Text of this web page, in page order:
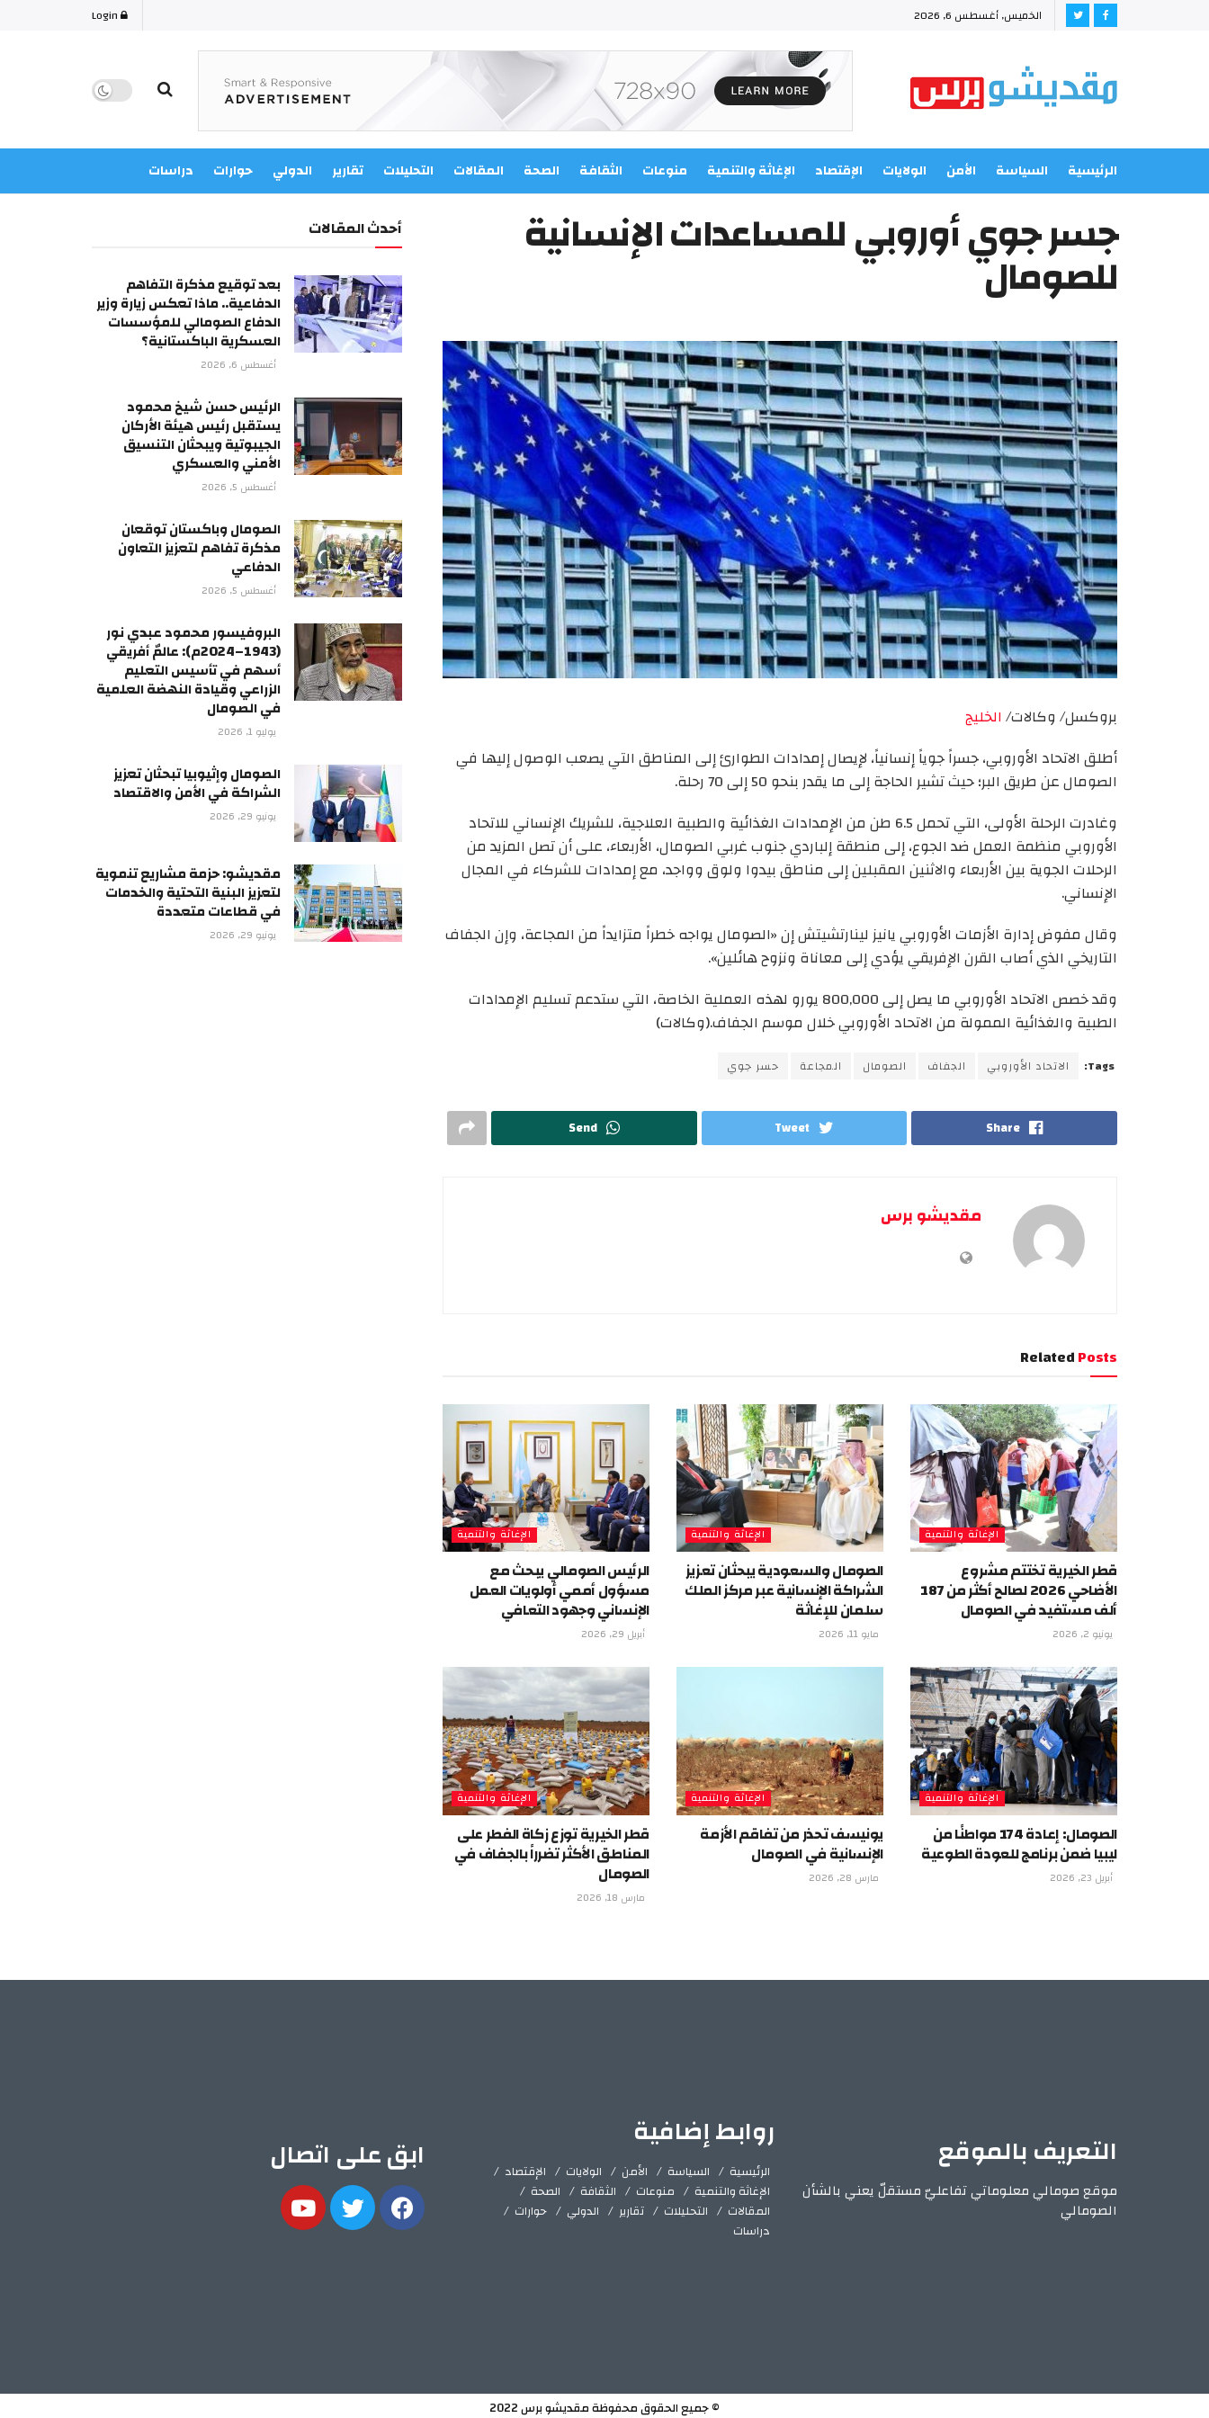
الخميس, أغسطس 6, 2026
الرئيسية السياسة الأمن الولايات الإقتصاد الإغاثة والتنمية منوعات الثقافة الصحة المقالات التحليلات تقارير الدولي حوارات دراسات
جسر جوي أوروبي للمساعدات الإنسانية
للصومال
بروكسل/ وكالات/ الخليج
أطلق الاتحاد الأوروبي، جسراً جوياً إنسانياً، لإيصال إمدادات الطوارئ إلى المناطق التي يصعب الوصول إليها في
الصومال عن طريق البر؛ حيث تشير الحاجة إلى ما يقدر بنحو 50 إلى 70 رحلة.
وغادرت الرحلة الأولى، التي تحمل 6.5 طن من الإمدادات الغذائية والطبية العلاجية، للشريك الإنساني للاتحاد
الأوروبي منظمة العمل ضد الجوع، إلى منطقة إلباردي جنوب غربي الصومال، الأربعاء، على أن تصل المزيد من
الرحلات الجوية بين الأربعاء والاثنين المقبلين إلى مناطق بيدوا ولوق وواجد، مع إمدادات للشركاء في المجال
الإنساني.
وقال مفوض إدارة الأزمات الأوروبي يانيز لينارتشيتش إن «الصومال يواجه خطراً متزايداً من المجاعة، وإن الجفاف
التاريخي الذي أصاب القرن الإفريقي يؤدي إلى معاناة ونزوح هائلين».
وقد خصص الاتحاد الأوروبي ما يصل إلى 800,000 يورو لهذه العملية الخاصة، التي ستدعم تسليم الإمدادات
الطبية والغذائية الممولة من الاتحاد الأوروبي خلال موسم الجفاف.(وكالات)
Tags: الاتحاد الأوروبي الجفاف الصومال المجاعة حسر جوي
Share
Tweet
Send
مقديشو برس
RelatedPosts
الإغاثة والتنمية
قطر الخيرية تختتم مشروع
الأضاحي 2026 لصالح أكثر من 187
ألف مستفيد في الصومال
يونيو 2, 2026
الإغاثة والتنمية
الصومال والسعودية يبحثان تعزيز
الشراكة الإنسانية عبر مركز الملك
سلمان للإغاثة
مايو 11, 2026
الإغاثة والتنمية
الرئيس الصومالي يبحث مع
مسؤول أممي أولويات العمل
الإنساني وجهود التعافي
أبريل 29, 2026
الإغاثة والتنمية
الصومال: إعادة 174 مواطنًا من
ليبيا ضمن برنامج للعودة الطوعية
أبريل 23, 2026
الإغاثة والتنمية
يونيسف تحذر من تفاقم الأزمة
الإنسانية في الصومال
مارس 28, 2026
الإغاثة والتنمية
قطر الخيرية توزع زكاة الفطر على
المناطق الأكثر تضرراً بالجفاف في
الصومال
مارس 18, 2026
أحدث المقالات
بعد توقيع مذكرة التفاهم
الدفاعية.. ماذا تعكس زيارة وزير
الدفاع الصومالي للمؤسسات
العسكرية الباكستانية؟
أغسطس 6, 2026
الرئيس حسن شيخ محمود
يستقبل رئيس هيئة الأركان
الجيبوتية ويبحثان التنسيق
الأمني والعسكري
أغسطس 5, 2026
الصومال وباكستان توقعان
مذكرة تفاهم لتعزيز التعاون
الدفاعي
أغسطس 5, 2026
البروفيسور محمود عبدي نور
(1943–2024م): عالمٌ أفريقي
أسهم في تأسيس التعليم
الزراعي وقيادة النهضة العلمية
في الصومال
يوليو 1, 2026
الصومال وإثيوبيا تبحثان تعزيز
الشراكة في الأمن والاقتصاد
يونيو 29, 2026
مقديشو: حزمة مشاريع تنموية
لتعزيز البنية التحتية والخدمات
في قطاعات متعددة
يونيو 29, 2026
التعريف بالموقع
موقع صومالي معلوماتي تفاعليّ مستقلّ يعني بالشأن
الصومالي
روابط إضافية
الرئيسية السياسة الأمن الولايات
الإقتصاد
الإغاثة والتنمية
منوعات الثقافة
الصحة
المقالات
التحليلات تقارير الدولي
حوارات
دراسات
ابق على اتصال
© جميع الحقوق محفوظة مقديشو برس 2022